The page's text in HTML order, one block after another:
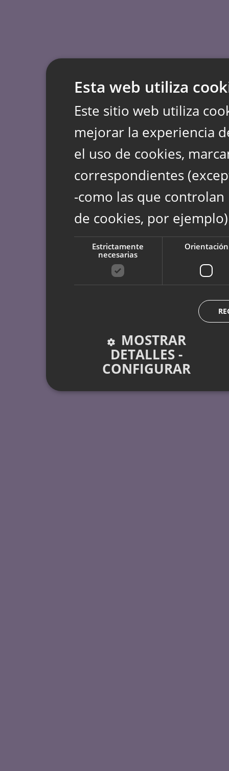
Esta web utiliza
Este sitio web utiliza
mejorar la experiencia
el uso de cookies,
correspondientes
-como las que
de cookies, por
Estrictamente
necesarias
Orientación
MOSTRAR
DETALLES -
CONFIGURAR